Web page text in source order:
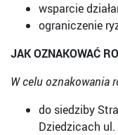
wsparcie
ograniczenie
JAK OZNAKOWAĆ
W celu oznakowania
do siedziby
Dziedzicach ul.